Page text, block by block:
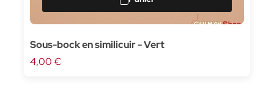
Sous-bock en similicuir - Vert
4,00 €